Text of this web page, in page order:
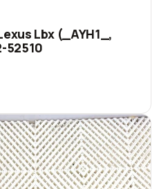
Lbx (_AYH1_,
52510